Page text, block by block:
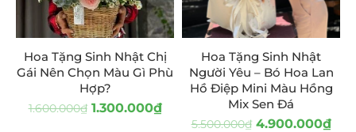
Hoa Tặng Sinh Nhật Chị
Gái Nên Chọn Màu Gì Phù
Hợp?
1.600.000₫ 1.300.000₫
Hoa Tặng Sinh Nhật
Người Yêu – Bó Hoa Lan
Hồ Điệp Mini Màu Hồng
Mix Sen Đá
5.500.000₫ 4.900.000₫